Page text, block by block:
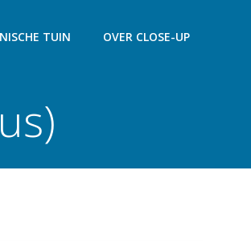
TUIN OVER CLOSE-UP